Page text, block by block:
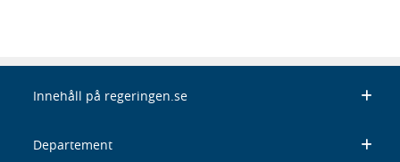
Innehåll på regeringen.se
Departement